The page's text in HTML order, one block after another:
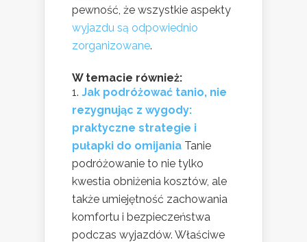
pewność, że wszystkie aspekty
wyjazdu są odpowiednio
zorganizowane.
W temacie również:
Jak podróżować tanio, nie
rezygnując z wygody:
praktyczne strategie i
pułapki do omijania Tanie
podróżowanie to nie tylko
kwestia obniżenia kosztów, ale
także umiejętność zachowania
komfortu i bezpieczeństwa
podczas wyjazdów. Właściwe